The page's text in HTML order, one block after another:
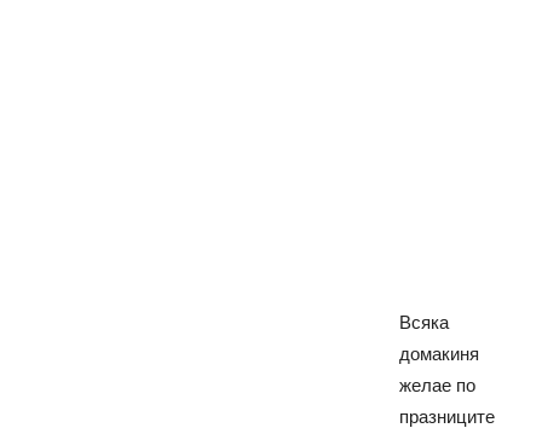
Всяка
домакиня
желае по
празниците